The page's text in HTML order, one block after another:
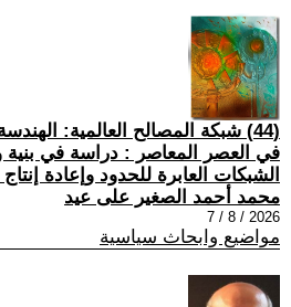
(44) شبكة المصالح العالمية:
في العصر المعاصر : دراسة في بنية
الشبكات العابرة للحدود وإعادة إنتاج
محمد أحمد الصغير على عيد
2026 / 8 / 7
مواضيع وابحاث سياسية